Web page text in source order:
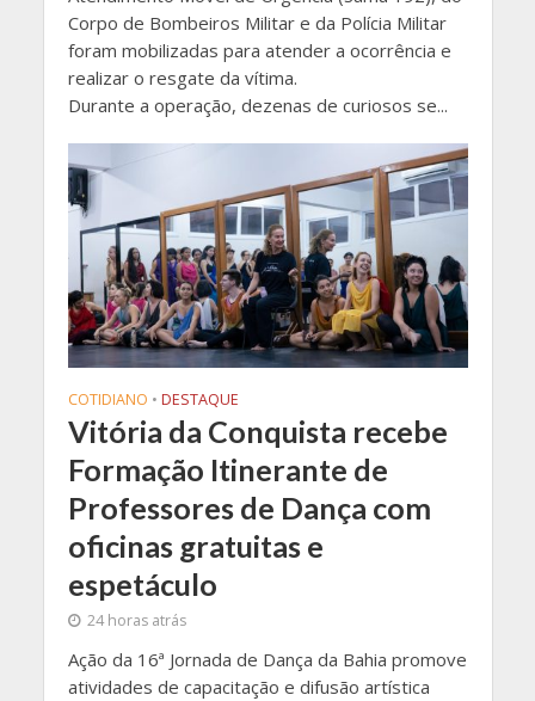
Corpo de Bombeiros Militar e da Polícia Militar
foram mobilizadas para atender a ocorrência e
realizar o resgate da vítima.
Durante a operação, dezenas de curiosos se...
COTIDIANO • DESTAQUE
Vitória da Conquista recebe
Formação Itinerante de
Professores de Dança com
oficinas gratuitas e
espetáculo
24 horas atrás
Ação da 16ª Jornada de Dança da Bahia promove
atividades de capacitação e difusão artística